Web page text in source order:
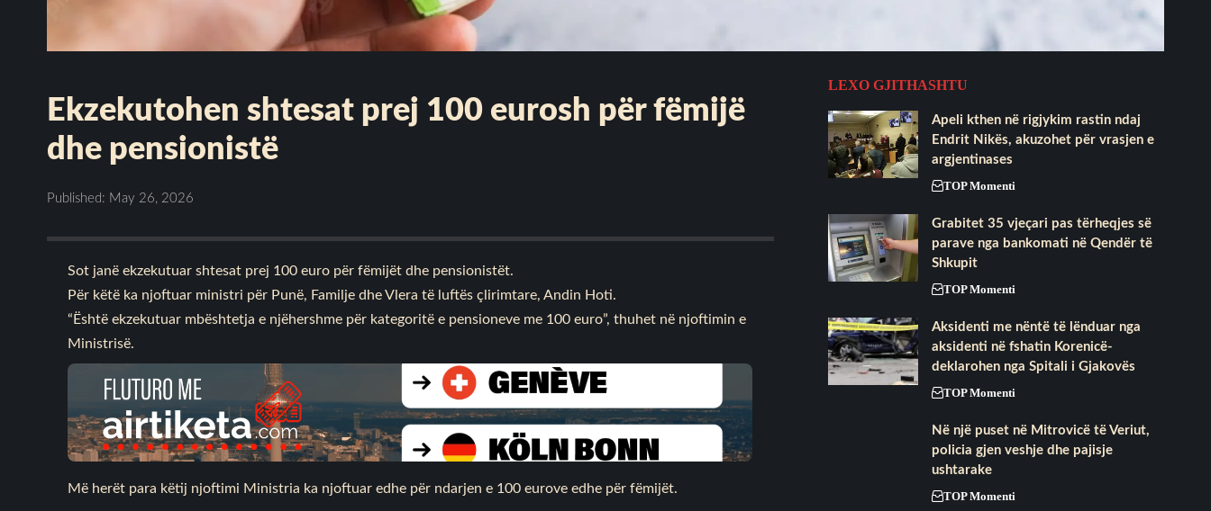
Ekzekutohen shtesat prej 100 eurosh për fëmijë
dhe pensionistë
Published: May 26, 2026
Sot janë ekzekutuar shtesat prej 100 euro për fëmijët dhe pensionistët.
Për këtë ka njoftuar ministri për Punë, Familje dhe Vlera të luftës çlirimtare, Andin Hoti.
“Është ekzekutuar mbështetja e njëhershme për kategoritë e pensioneve me 100 euro”, thuhet në njoftimin e
Ministrisë.
Më herët para këtij njoftimi Ministria ka njoftuar edhe për ndarjen e 100 eurove edhe për fëmijët.
LEXO GJITHASHTU
Apeli kthen në rigjykim rastin ndaj
Endrit Nikës, akuzohet për vrasjen e
argjentinases
TOP Momenti
Grabitet 35 vjeçari pas tërheqjes së
parave nga bankomati në Qendër të
Shkupit
TOP Momenti
Aksidenti me nëntë të lënduar nga
aksidenti në fshatin Korenicë-
deklarohen nga Spitali i Gjakovës
TOP Momenti
Në një puset në Mitrovicë të Veriut,
policia gjen veshje dhe pajisje
ushtarake
TOP Momenti